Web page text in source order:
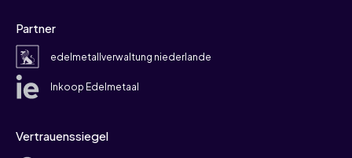
Partner
edelmetallverwaltung niederlande
Inkoop Edelmetaal
Vertrauenssiegel